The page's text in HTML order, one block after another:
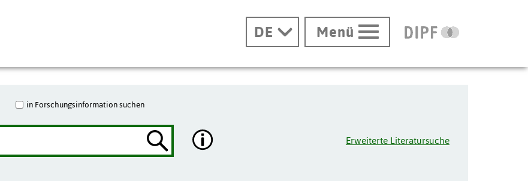
DE Menü
in Forschungsinformation suchen
Erweiterte Literatursuche